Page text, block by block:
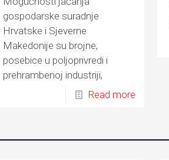
gospodarske suradnje
Hrvatske i Sjeverne
Makedonije su brojne,
posebice u poljoprivredi i
prehrambenoj industriji,
energetici, prometu, turizmu
Read more